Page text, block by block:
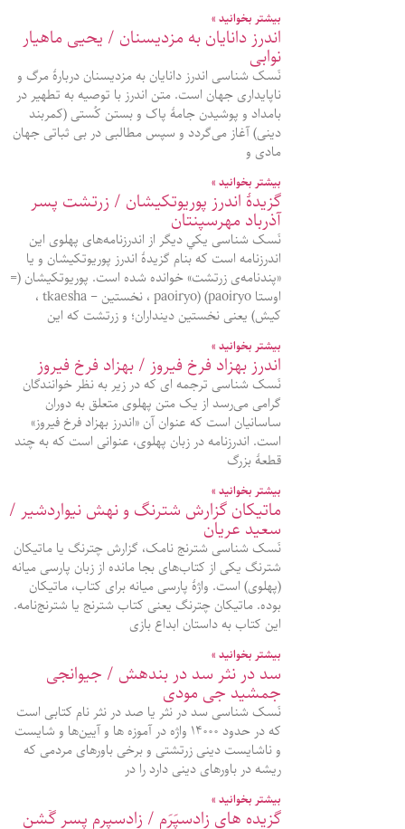
بیشتر بخوانید »
اندرز دانایان به مزدیسنان / یحیی ماهیار
نوابی
نَسک شناسی اندرز دانایان به مزدیسنان دربارهٔ مرگ و
ناپایداری جهان است. متن اندرز با توصیه به تطهیر در
بامداد و پوشیدن جامهٔ پاک و بستن کُستی (کمربند
دینی) آغاز می‌گردد و سپس مطالبی در بی‌ ثباتی جهان
مادی و
بیشتر بخوانید »
گزيدۀ اندرز پوريوتکيشان / زرتشت پسر
آذرباد مهرسپنتان
نَسک شناسی يکي ديگر از اندرزنامه‌های پهلوی اين
اندرزنامه است که بنام گزيدۀ اندرز پوريوتکيشان و يا
«پندنامه‌ی زرتشت» خوانده شده است. پوريوتکيشان (=
اوستا paoiryo) (paoiryo ، نخستين – tkaesha ،
کيش) يعنی نخستين دينداران؛ و زرتشت که اين
بیشتر بخوانید »
اندرز بهزاد فرخ فیروز / بهزاد فرخ فیروز
نَسک شناسی ترجمه ای که در زیر به نظر خوانندگان
گرامی می‌رسد از یک متن پهلوی متعلق به دوران
ساسانیان است که عنوان آن «اندرز بهزاد فرخ فیروز»
است. اندرزنامه در زبان پهلوی، عنوانی است که به چند
قطعۀ بزرگ
بیشتر بخوانید »
ماتیکان گزارش شترنگ و نهش نیواردشیر /
سعید عریان
نَسک شناسی شترنج نامک، گزارش چترنگ یا ماتیکان
شترنگ یکی از کتاب‌های بجا مانده از زبان پارسی میانه
(پهلوی) است. واژۀ پارسی میانه برای کتاب، ماتیکان
بوده. ماتیکان چترنگ یعنی کتاب شترنج یا شترنج‌نامه.
این کتاب به داستان ابداع بازی
بیشتر بخوانید »
سد در نثر سد در بندهش / جیوانجی
جمشید جی مودی
نَسک شناسی سد در نثر یا صد در نثر نام کتابی است
که در حدود ۱۴۰۰۰ واژه در آموزه‌ ها و آیین‌ها و شایست
و ناشایست دینی زرتشتی و برخی باورهای مردمی که
ریشه در باورهای دینی دارد را در
بیشتر بخوانید »
گزیده‌ های زادسپَرَم / زادسپرم پسر گٌشن‌